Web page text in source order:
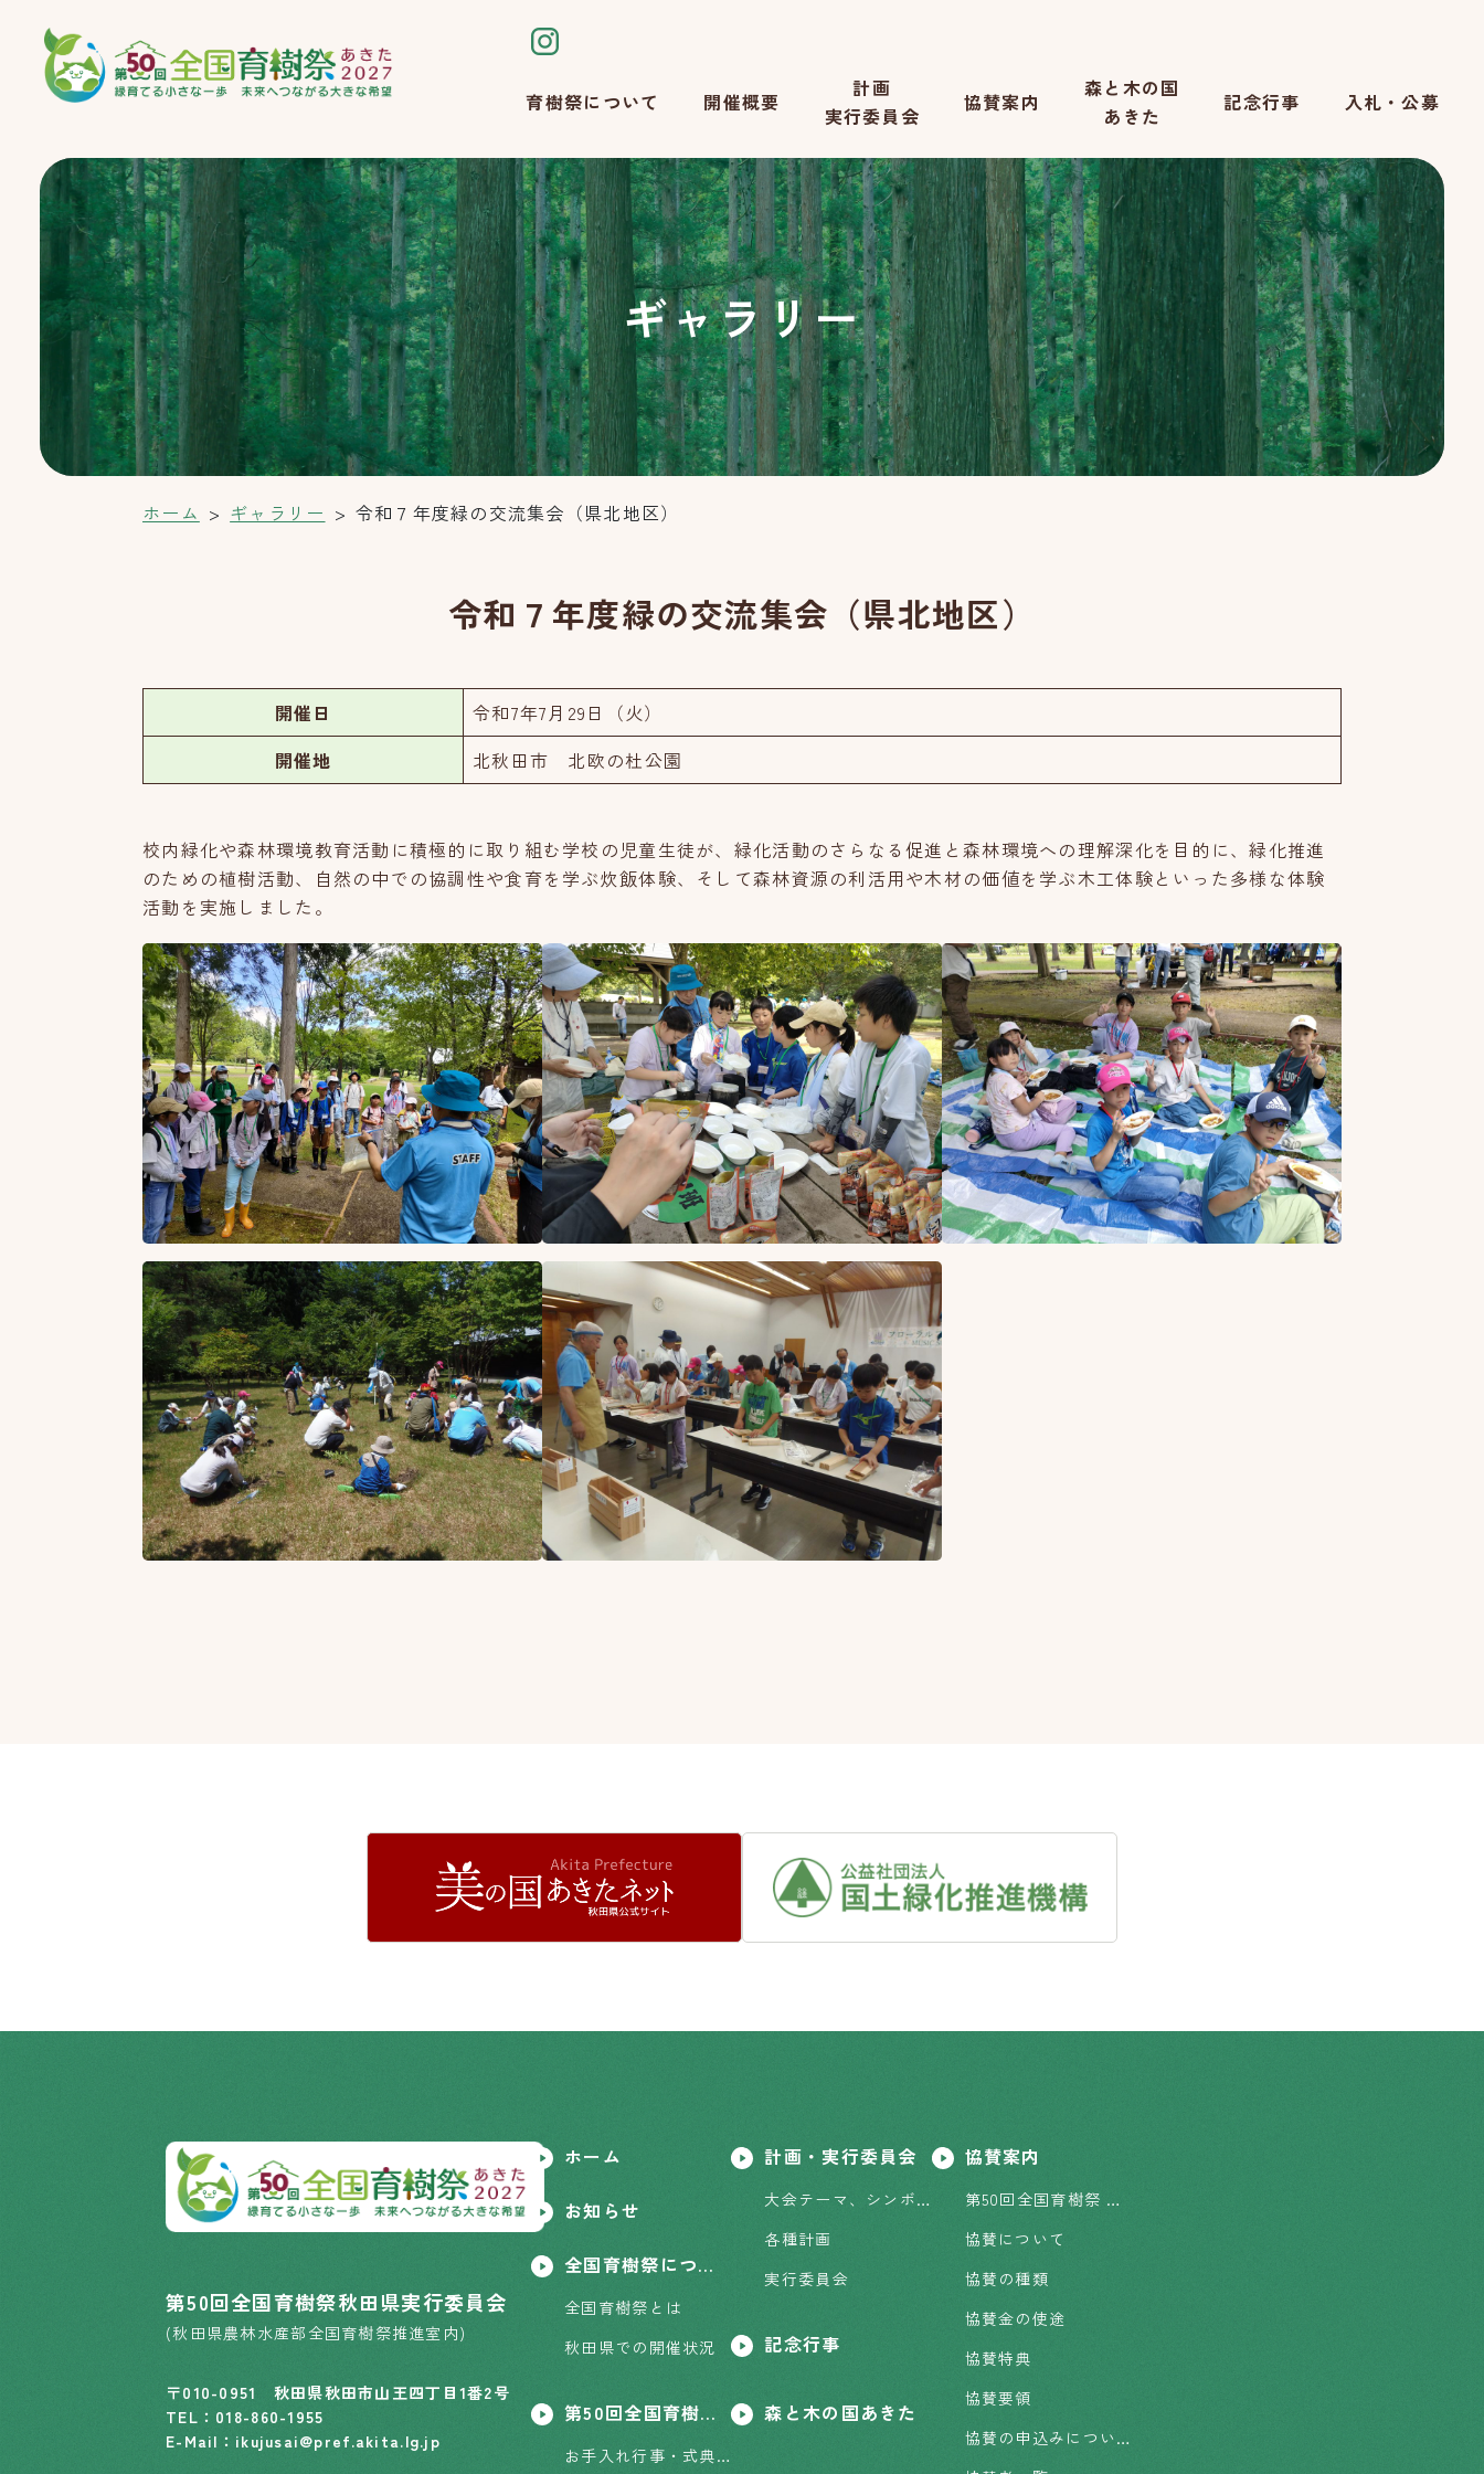
育樹祭について 開催概要
計画
実行委員会
協賛案内
森と木の国
あきた
記念行事 入札・公募
ギャラリー
ホーム ギャラリー 令和７年度緑の交流集会（県北地区）
令和７年度緑の交流集会（県北地区）
開催日
令和7年7月29日（火）
開催地
北秋田市 北欧の杜公園
校内緑化や森林環境教育活動に積極的に取り組む学校の児童生徒が、緑化活動のさらなる促進と森林環境への理解深化を目的に、緑化推進
のための植樹活動、自然の中での協調性や食育を学ぶ炊飯体験、そして森林資源の利活用や木材の価値を学ぶ木工体験といった多様な体験
活動を実施しました。
第50回全国育樹祭秋田県実行委員会
(秋田県農林水産部全国育樹祭推進室内)
〒010-0951 秋田県秋田市山王四丁目1番2号
TEL： 018-860-1955
E-Mail：ikujusai@pref.akita.lg.jp
ホーム
お知らせ
全国育樹祭について
全国育樹祭とは
秋田県での開催状況
第50回全国育樹祭開催概要
お手入れ行事・式典行事
計画・実行委員会
大会テーマ、シンボルマーク、ポスター原画
各種計画
実行委員会
記念行事
森と木の国あきた
協賛案内
第50回全国育樹祭 協賛のお願い
協賛について
協賛の種類
協賛金の使途
協賛特典
協賛要領
協賛の申込みについて